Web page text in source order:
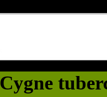
Cygne